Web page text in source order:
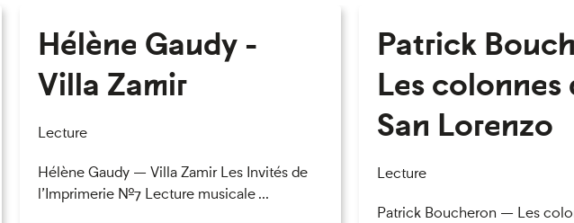
Hélène Gaudy -
Villa Zamir
Lecture
Hélène Gaudy — Villa Zamir Les Invités de
l’Imprimerie n°7 Lecture musicale ...
Patrick
Les colonnes
San Lorenzo
Lecture
Patrick Boucheron — Les